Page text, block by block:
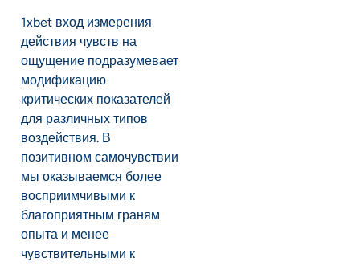
1xbet вход измерения
действия чувств на
ощущение подразумевает
модификацию
критических показателей
для различных типов
воздействия. В
позитивном самочувствии
мы оказываемся более
восприимчивыми к
благоприятным граням
опыта и менее
чувствительными к